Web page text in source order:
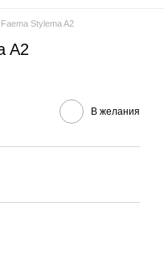
Stylema A2
A2
В желания